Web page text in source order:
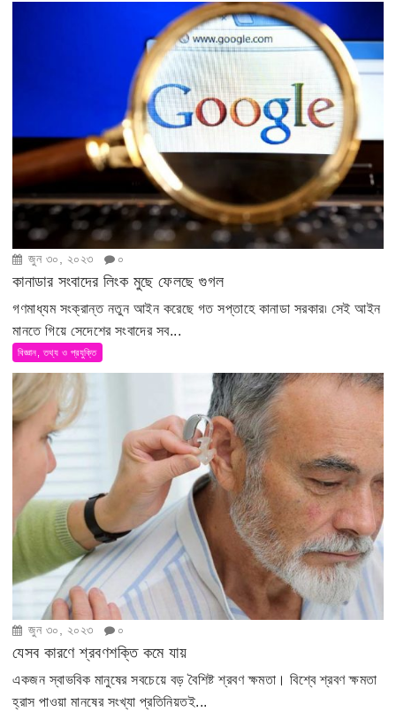
জুন ৩০, ২০২৩ ০
কানাডার সংবাদের লিংক মুছে ফেলছে গুগল
গণমাধ্যম সংক্রান্ত নতুন আইন করেছে গত সপ্তাহে কানাডা সরকার৷ সেই আইন
মানতে গিয়ে সেদেশের সংবাদের সব...
বিজ্ঞান, তথ্য ও প্রযুক্তি
জুন ৩০, ২০২৩ ০
যেসব কারণে শ্রবণশক্তি কমে যায়
একজন স্বাভবিক মানুষের সবচেয়ে বড় বৈশিষ্ট শ্রবণ ক্ষমতা। বিশ্বে শ্রবণ ক্ষমতা
হ্রাস পাওয়া মানষের সংখ্যা প্রতিনিয়তই...